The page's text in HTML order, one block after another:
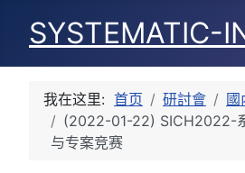
SYSTEMATIC-
我在这里: 首页 研討會
國
(2022-01-22) SICH2022-
与专案竞赛